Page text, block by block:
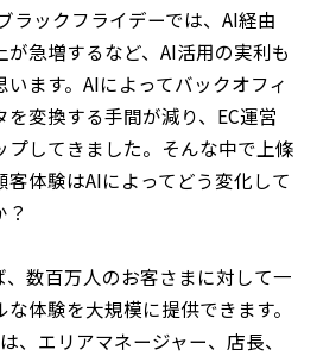
ラックフライデーでは、AI経由
急増するなど、AI活用の実利も
ます。AIによってバックオフィ
変換する手間が減り、EC運営
プしてきました。そんな中で上條
客体験はAIによってどう変化して
、数百万人のお客さまに対して一
体験を大規模に提供できます。
、エリアマネージャー、店長、